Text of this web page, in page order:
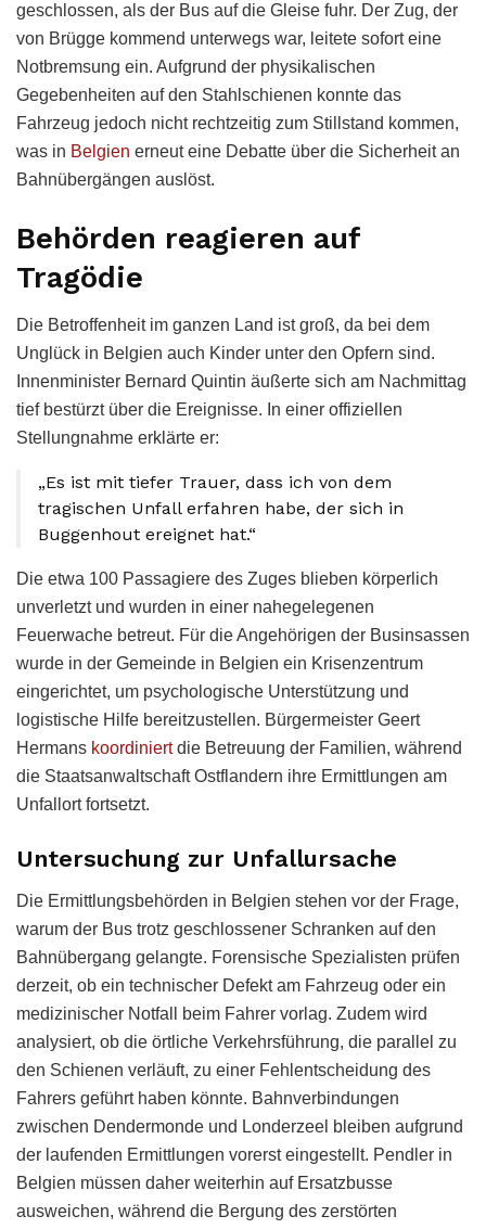
geschlossen, als der Bus auf die Gleise fuhr. Der Zug, der
von Brügge kommend unterwegs war, leitete sofort eine
Notbremsung ein. Aufgrund der physikalischen
Gegebenheiten auf den Stahlschienen konnte das
Fahrzeug jedoch nicht rechtzeitig zum Stillstand kommen,
was in Belgien erneut eine Debatte über die Sicherheit an
Bahnübergängen auslöst.
Behörden reagieren auf
Tragödie
Die Betroffenheit im ganzen Land ist groß, da bei dem
Unglück in Belgien auch Kinder unter den Opfern sind.
Innenminister Bernard Quintin äußerte sich am Nachmittag
tief bestürzt über die Ereignisse. In einer offiziellen
Stellungnahme erklärte er:
„Es ist mit tiefer Trauer, dass ich von dem
tragischen Unfall erfahren habe, der sich in
Buggenhout ereignet hat.“
Die etwa 100 Passagiere des Zuges blieben körperlich
unverletzt und wurden in einer nahegelegenen
Feuerwache betreut. Für die Angehörigen der Businsassen
wurde in der Gemeinde in Belgien ein Krisenzentrum
eingerichtet, um psychologische Unterstützung und
logistische Hilfe bereitzustellen. Bürgermeister Geert
Hermans koordiniertdie Betreuung der Familien, während
die Staatsanwaltschaft Ostflandern ihre Ermittlungen am
Unfallort fortsetzt.
Untersuchung zur Unfallursache
Die Ermittlungsbehörden in Belgien stehen vor der Frage,
warum der Bus trotz geschlossener Schranken auf den
Bahnübergang gelangte. Forensische Spezialisten prüfen
derzeit, ob ein technischer Defekt am Fahrzeug oder ein
medizinischer Notfall beim Fahrer vorlag. Zudem wird
analysiert, ob die örtliche Verkehrsführung, die parallel zu
den Schienen verläuft, zu einer Fehlentscheidung des
Fahrers geführt haben könnte. Bahnverbindungen
zwischen Dendermonde und Londerzeel bleiben aufgrund
der laufenden Ermittlungen vorerst eingestellt. Pendler in
Belgien müssen daher weiterhin auf Ersatzbusse
ausweichen, während die Bergung des zerstörten